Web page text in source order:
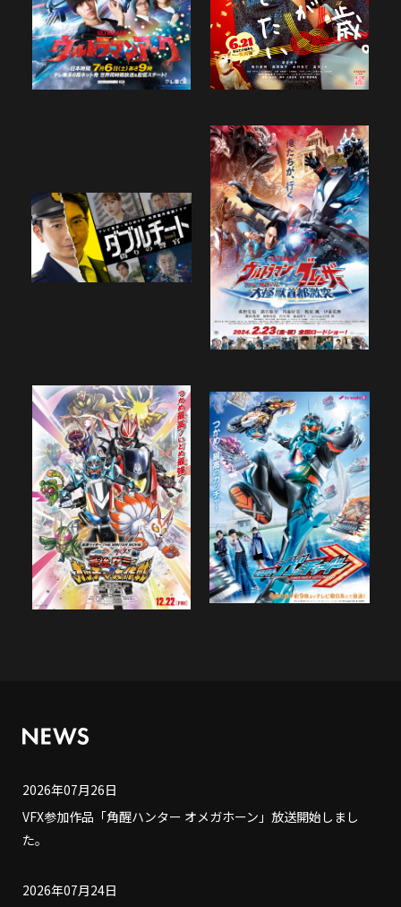
2026年07月26日
VFX参加作品「角醒ハンター オメガホーン」放送開始しまし
た。
2026年07月24日